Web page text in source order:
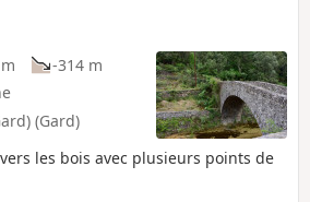
-314 m
(Gard)
les bois avec plusieurs points de